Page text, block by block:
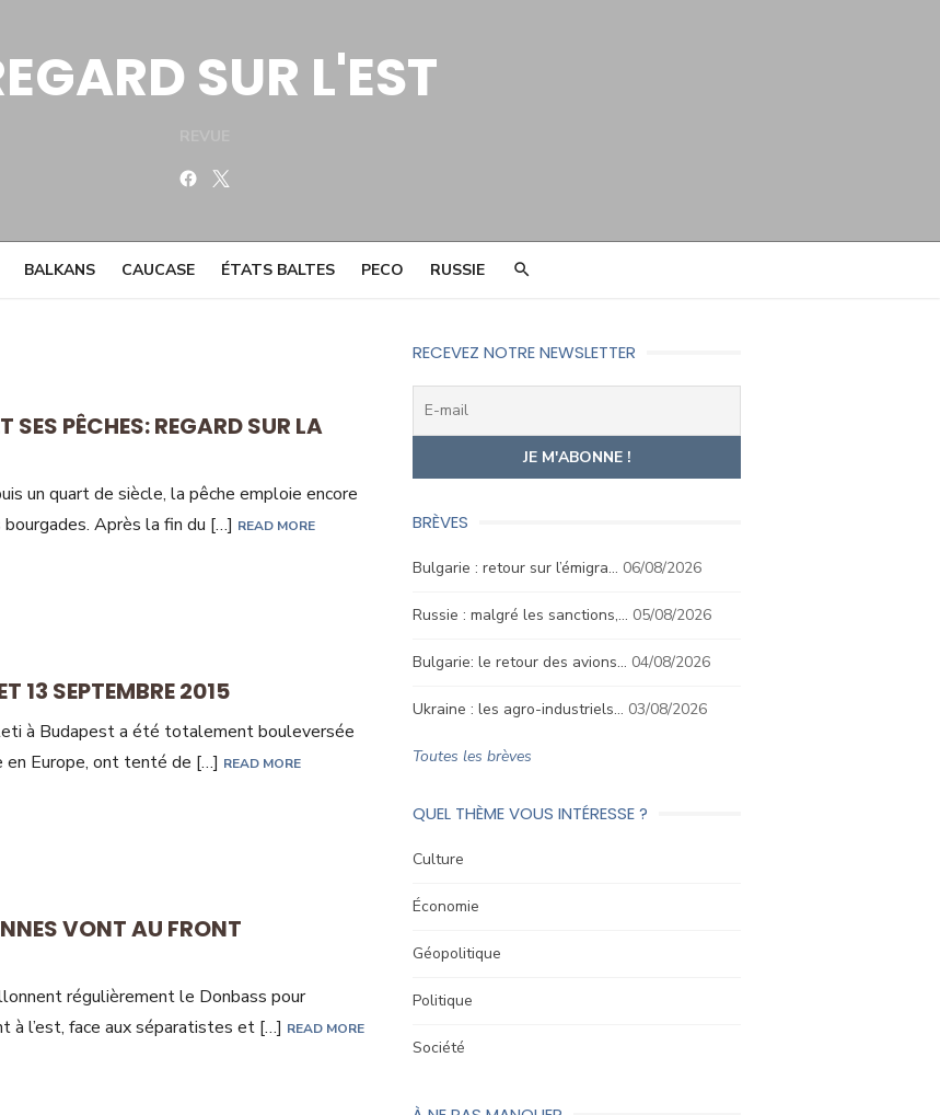
SUR L'EST
Facebook
BALKANS CAUCASE ÉTATS BALTES PECO RUSSIE
PÊCHES: REGARD SUR LA
un quart de siècle, la pêche emploie encore
Après la fin du […] READ MORE
13 SEPTEMBRE 2015
à Budapest a été totalement bouleversée
en Europe, ont tenté de […] READ MORE
VONT AU FRONT
régulièrement le Donbass pour
à l’est, face aux séparatistes et […] READ MORE
RECEVEZ NOTRE NEWSLETTER
BRÈVES
Bulgarie : retour sur l’émigra… 06/08/2026
Russie : malgré les sanctions,… 05/08/2026
Bulgarie: le retour des avions… 04/08/2026
Ukraine : les agro-industriels… 03/08/2026
Toutes les brèves
QUEL THÈME VOUS INTÉRESSE ?
Culture
Économie
Géopolitique
Politique
Société